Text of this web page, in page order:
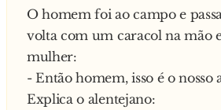
O homem foi ao campo e
volta com um caracol na mão
mulher:
- Então homem, isso é o nosso
Explica o alentejano: